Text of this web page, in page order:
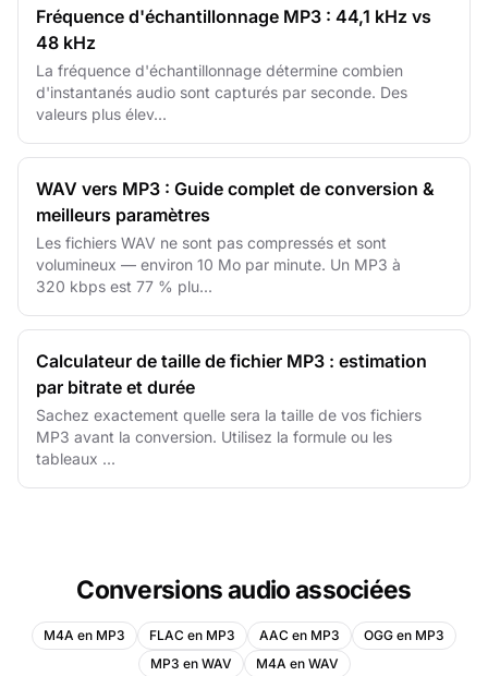
Fréquence d'échantillonnage MP3 : 44,1 kHz vs
48 kHz
La fréquence d'échantillonnage détermine combien
d'instantanés audio sont capturés par seconde. Des
valeurs plus élev...
WAV vers MP3 : Guide complet de conversion &
meilleurs paramètres
Les fichiers WAV ne sont pas compressés et sont
volumineux — environ 10 Mo par minute. Un MP3 à
320 kbps est 77 % plu...
Calculateur de taille de fichier MP3 : estimation
par bitrate et durée
Sachez exactement quelle sera la taille de vos fichiers
MP3 avant la conversion. Utilisez la formule ou les
tableaux ...
Conversions audio associées
M4A en MP3 FLAC en MP3 AAC en MP3
OGG en MP3
MP3 en WAV
M4A en WAV